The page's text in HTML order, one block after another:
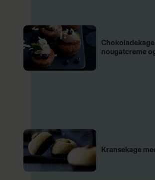
nougatcreme
Kransekage